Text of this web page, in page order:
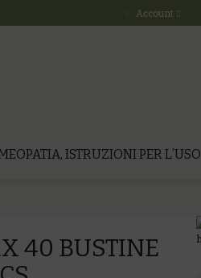
Account
ISTRUZIONI PER L’USO
40 BUSTINE